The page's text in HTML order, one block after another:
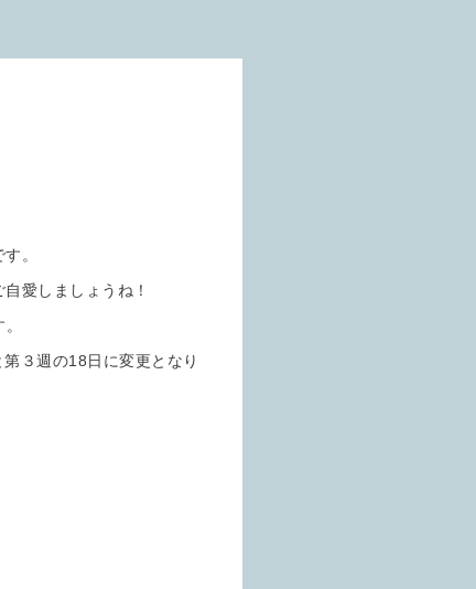
。
愛しましょうね！
３週の18日に変更となり